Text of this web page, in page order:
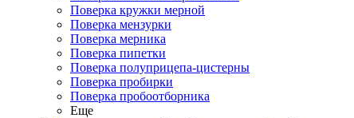
Поверка кружки мерной
Поверка мензурки
Поверка мерника
Поверка пипетки
Поверка полуприцепа-цистерны
Поверка пробирки
Поверка пробоотборника
Еще